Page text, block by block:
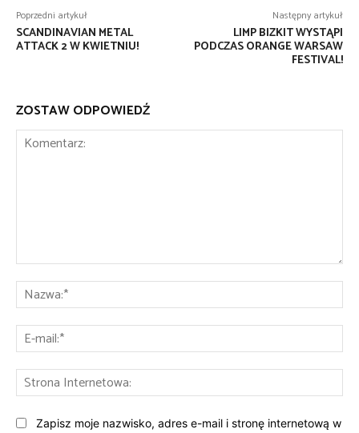
Poprzedni artykuł
SCANDINAVIAN METAL
ATTACK 2 W KWIETNIU!
Następny artykuł
LIMP BIZKIT WYSTĄPI
PODCZAS ORANGE WARSAW
FESTIVAL!
ZOSTAW ODPOWIEDŹ
Zapisz moje nazwisko, adres e-mail i stronę internetową w